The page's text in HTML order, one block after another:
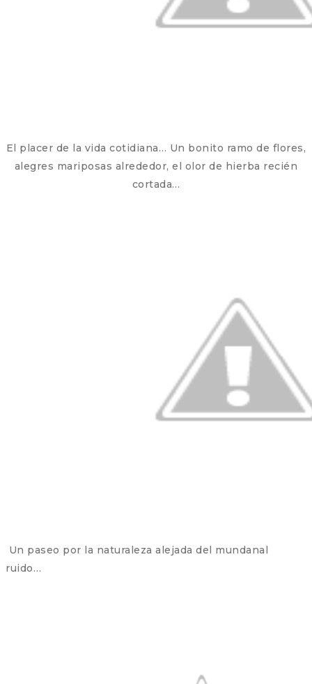
El placer de la vida cotidiana… Un bonito ramo de flores,
alegres mariposas alrededor, el olor de hierba recién
cortada…
Un paseo por la naturaleza alejada del mundanal
ruido…